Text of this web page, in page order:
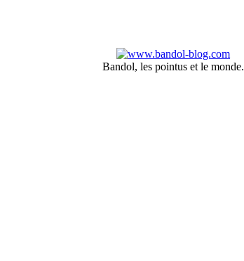
Bandol, les pointus et le monde.